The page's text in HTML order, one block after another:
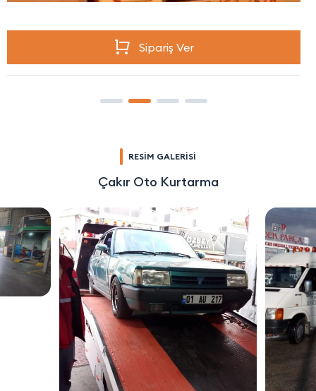
Sipariş Ver
RESİM GALERİSİ
Çakır Oto Kurtarma